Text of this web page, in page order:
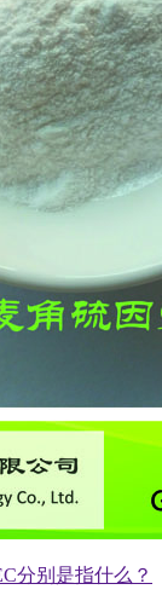
分别是指什么？